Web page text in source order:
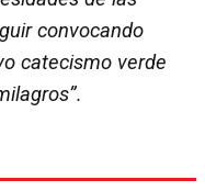
convocando
catecismo verde